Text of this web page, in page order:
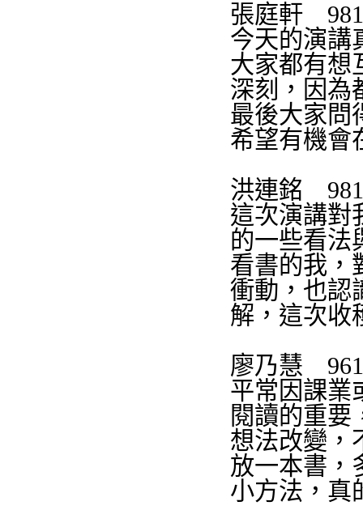
張庭軒
今天的演講
大家都有想
深刻，因為
最後大家問
希望有機會
洪連銘
這次演講對
的一些看法
看書的我，
衝動，也認
解，這次收
廖乃慧
平常因課業
閱讀的重要
想法改變，
放一本書，
小方法，真